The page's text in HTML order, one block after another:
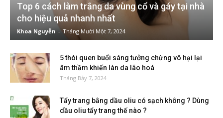
Top 6 cách làm trắng da vùng cổ và gáy tại nhà
cho hiệu quả nhanh nhất
Khoa Nguyễn - Tháng Mười Một 7, 2024
5 thói quen buổi sáng tưởng chừng vô hại lại
âm thầm khiến làn da lão hoá
Tháng Bảy 7, 2024
Tẩy trang bằng dầu oliu có sạch không ? Dùng
dầu oliu tẩy trang thế nào ?